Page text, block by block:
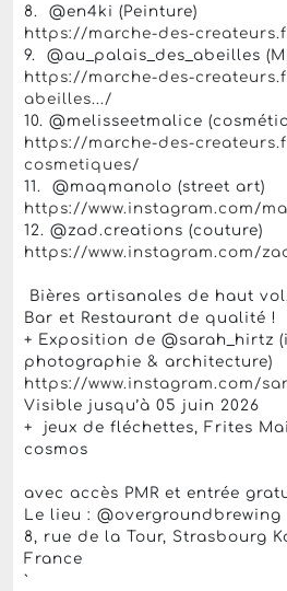
8. @en4ki (Peinture)
https://marche-des-
9. @au_palais_des_abeilles
https://marche-des-
abeilles.../
10. @melisseetmalice
https://marche-des-
cosmetiques/
11. @maqmanolo (street art)
https://www.instagram.com/
12. @zad.creations (couture)
https://www.instagram.com/
Bières artisanales de haut
Bar et Restaurant de qualité !
+ Exposition de @sarah_hirtz
photographie & architecture)
https://www.instagram.com/
Visible jusqu’à 05 juin 2026
+ jeux de fléchettes, Frites
cosmos
avec accès PMR et entrée
Le lieu : @overgroundbrewing
8, rue de la Tour, Strasbourg
France
`